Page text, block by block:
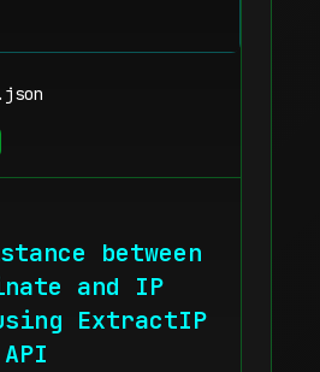
between
and IP
ExtractIP